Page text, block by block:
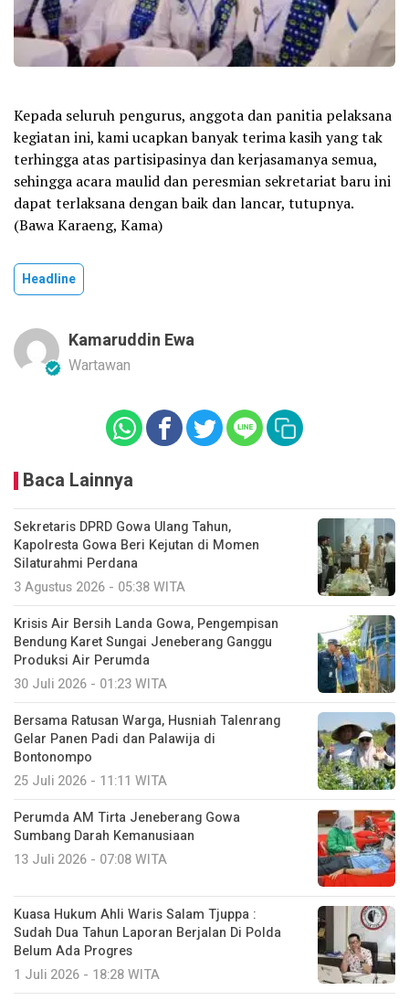
Kepada seluruh pengurus, anggota dan panitia pelaksana
kegiatan ini, kami ucapkan banyak terima kasih yang tak
terhingga atas partisipasinya dan kerjasamanya semua,
sehingga acara maulid dan peresmian sekretariat baru ini
dapat terlaksana dengan baik dan lancar, tutupnya.
(Bawa Karaeng, Kama)
Headline
Kamaruddin Ewa
Wartawan
Baca Lainnya
Sekretaris DPRD Gowa Ulang Tahun,
Kapolresta Gowa Beri Kejutan di Momen
Silaturahmi Perdana
3 Agustus 2026 - 05:38 WITA
Krisis Air Bersih Landa Gowa, Pengempisan
Bendung Karet Sungai Jeneberang Ganggu
Produksi Air Perumda
30 Juli 2026 - 01:23 WITA
Bersama Ratusan Warga, Husniah Talenrang
Gelar Panen Padi dan Palawija di
Bontonompo
25 Juli 2026 - 11:11 WITA
Perumda AM Tirta Jeneberang Gowa
Sumbang Darah Kemanusiaan
13 Juli 2026 - 07:08 WITA
Kuasa Hukum Ahli Waris Salam Tjuppa :
Sudah Dua Tahun Laporan Berjalan Di Polda
Belum Ada Progres
1 Juli 2026 - 18:28 WITA